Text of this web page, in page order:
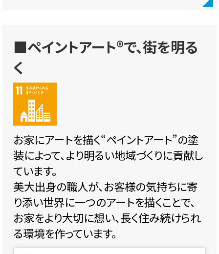
■ペイントアート®で、街を明る
く
お家にアートを描く“ペイントアート”の塗
装によって、より明るい地域づくりに貢献し
ています。
美大出身の職人が、お客様の気持ちに寄
り添い世界に一つのアートを描くことで、
お家をより大切に想い、長く住み続けられ
る環境を作っています。